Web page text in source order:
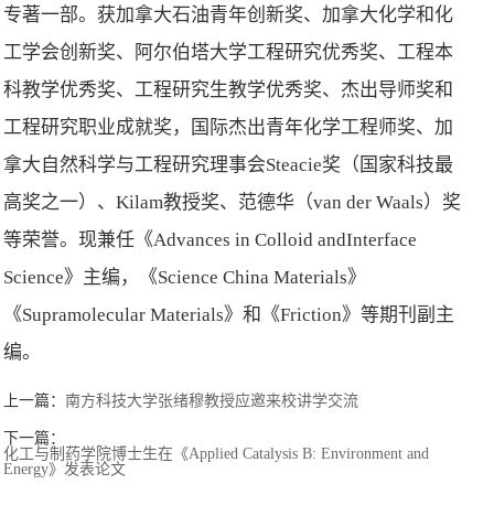
专著一部。获加拿大石油青年创新奖、加拿大化学和化
工学会创新奖、阿尔伯塔大学工程研究优秀奖、工程本
科教学优秀奖、工程研究生教学优秀奖、杰出导师奖和
工程研究职业成就奖，国际杰出青年化学工程师奖、加
拿大自然科学与工程研究理事会Steacie奖（国家科技最
高奖之一）、Kilam教授奖、范德华（van der Waals）奖
等荣誉。现兼任《Advances in Colloid andInterface
Science》主编，《Science China Materials》
《Supramolecular Materials》和《Friction》等期刊副主
编。
上一篇：南方科技大学张绪穆教授应邀来校讲学交流
下一篇：
化工与制药学院博士生在《Applied Catalysis B: Environment and
Energy》发表论文